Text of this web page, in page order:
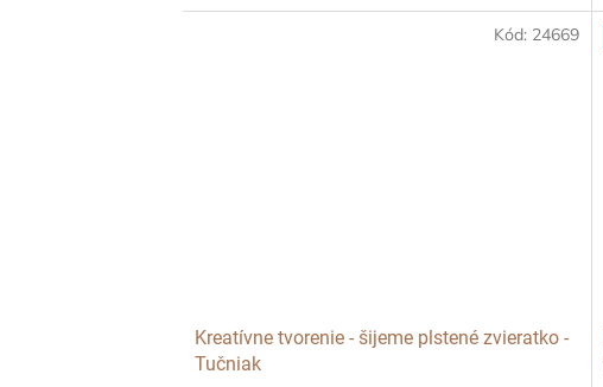
Kreatívne tvorenie - šijeme plstené zvieratko -
Tučniak
Kód: 24669